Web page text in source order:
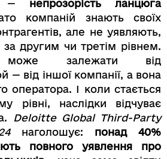
— непрозорість ланцюга
компаній знають своїх
але не уявляють,
за другим чи третім рівнем.
може залежати від
— від іншої компанії, а вона
оператора. І коли стається
рівні, наслідки відчуває
Deloitte Global Third-Party
наголошує: понад 40%
повного уявлення про